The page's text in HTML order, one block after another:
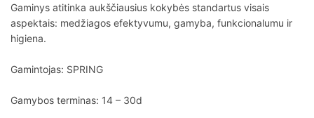
Gaminys atitinka aukščiausius kokybės standartus visais
aspektais: medžiagos efektyvumu, gamyba, funkcionalumu ir
higiena.
Gamintojas: SPRING
Gamybos terminas: 14 – 30d